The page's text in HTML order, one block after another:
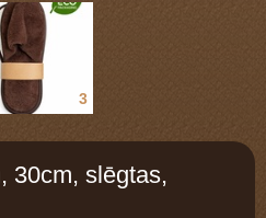
3
30cm, slēgtas,